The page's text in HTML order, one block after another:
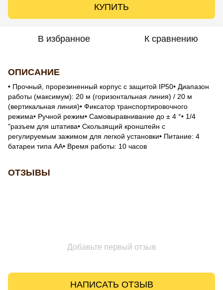
КУПИТЬ
В избранное К сравнению
ОПИСАНИЕ
• Прочный, прорезиненный корпус с защитой IP50• Диапазон
работы (максимум): 20 м (горизонтальная линия) / 20 м
(вертикальная линия)• Фиксатор транспортировочного
режима• Ручной режим• Самовыравнивание до ± 4 °• 1/4
"разъем для штатива• Скользящий кронштейн с
регулируемым зажимом для легкой установки• Питание: 4
батареи типа АА• Время работы: 10 часов
ОТЗЫВЫ
Добавьте первый отзыв
НАПИСАТЬ ОТЗЫВ